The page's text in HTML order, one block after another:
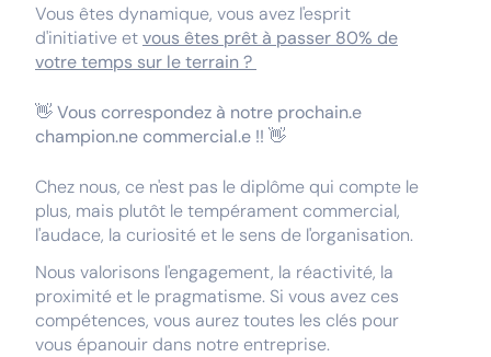
Vous êtes dynamique, vous avez l'esprit
d'initiative etvous êtes prêt à passer 80% de
votre temps sur le terrain ?
👋Vous correspondez à notre prochain.e
champion.ne commercial.e !! 👋
Chez nous, ce n'est pas le diplôme qui compte le
plus, mais plutôt le tempérament commercial,
l'audace, la curiosité et le sens de l'organisation.
Nous valorisons l'engagement, la réactivité, la
proximité et le pragmatisme. Si vous avez ces
compétences, vous aurez toutes les clés pour
vous épanouir dans notre entreprise.